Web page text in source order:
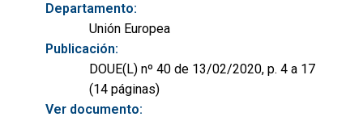
Departamento:
Unión Europea
Publicación:
DOUE(L) nº 40 de 13/02/2020, p. 4 a 17
(14 páginas)
Ver documento: